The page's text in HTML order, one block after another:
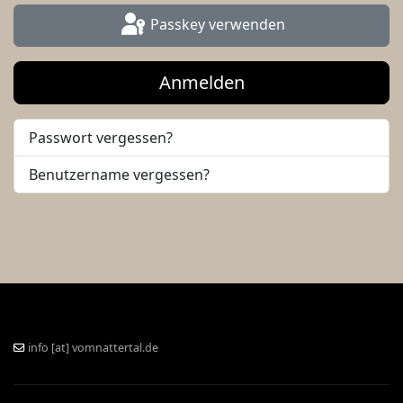
Passkey verwenden
Anmelden
Passwort vergessen?
Benutzername vergessen?
info [at] vomnattertal.de